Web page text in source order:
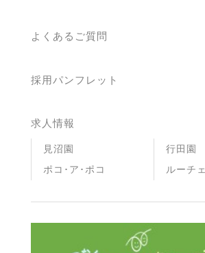
よくあるご質問
採用パンフレット
求人情報
見沼園
行田園
ポコ･ア･ポコ
ルーチェ